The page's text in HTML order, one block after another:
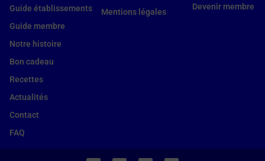
Devenir membre
Guide établissements
Guide membre
Notre histoire
Bon cadeau
Recettes
Actualités
Contact
FAQ
Mentions légales